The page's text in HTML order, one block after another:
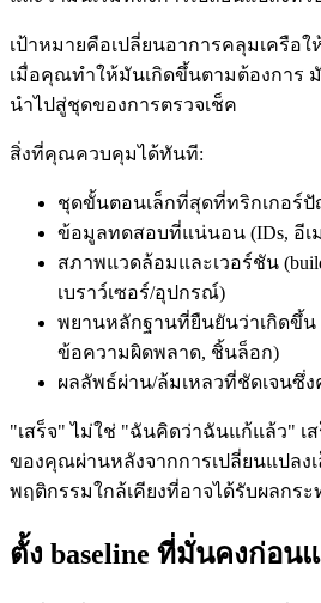
เป้าหมายคือเปลี่ยนอาการคลุมเครือ
เมื่อคุณทำให้มันเกิดขึ้นตามต้องการ
นำไปสู่ชุดของการตรวจเช็ค
สิ่งที่คุณควบคุมได้ทันที:
ชุดขั้นตอนเล็กที่สุดที่ทริกเกอร์
ข้อมูลทดสอบที่แน่นอน (IDs, อีเม
สภาพแวดล้อมและเวอร์ชัน
เบราว์เซอร์/อุปกรณ์)
พยานหลักฐานที่ยืนยันว่าเกิดขึ้น
ข้อความผิดพลาด, ชิ้นล็อก)
ผลลัพธ์ผ่าน/ล้มเหลวที่ชัดเจนซึ่
"เสร็จ" ไม่ใช่ "ฉันคิดว่าฉันแก้แล้ว" เ
ของคุณผ่านหลังจากการเปลี่ยนแปล
พฤติกรรมใกล้เคียงที่อาจได้รับผลกร
ตั้ง baseline ที่มั่นคงก่อน